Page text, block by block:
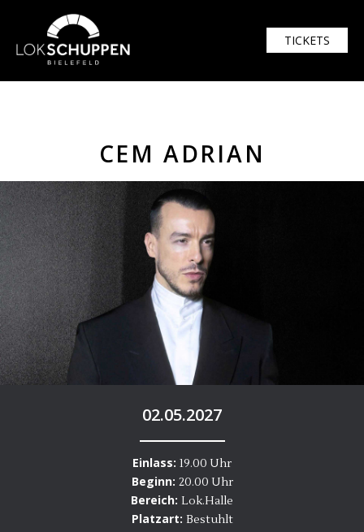
TICKETS
CEM ADRIAN
02.05.2027
Einlass: 19.00 Uhr
Beginn: 20.00 Uhr
Bereich: Lok.Halle
Platzart: Bestuhlt